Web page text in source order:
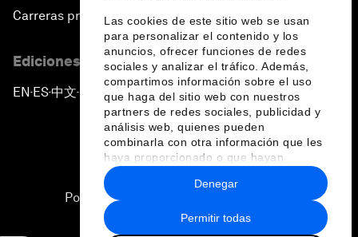
Las cookies de este sitio web se usan
para personalizar el contenido y los
anuncios, ofrecer funciones de redes
sociales y analizar el tráfico. Además,
compartimos información sobre el uso
que haga del sitio web con nuestros
partners de redes sociales, publicidad y
análisis web, quienes pueden
combinarla con otra información que les
haya proporcionado o que hayan
recopilado a partir del uso que haya
hecho de sus servicios.
Permitir todas
Denegar
Carreras profesionales
Ediciones en otros idiomas
EN ▪ES▪中文▪ 日本語
Política de privacidad y normas de uso
Sitemap